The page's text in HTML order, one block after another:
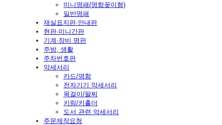
미니명패(명함꽂이형)
일반명패
재실표지판·안내판
현판·미니간판
기계·장비 명판
주방, 생활
주차번호판
악세서리
카드/명함
전자기기 악세서리
목걸이/팔찌
키링/키홀더
도서 관련 악세서리
주문제작요청